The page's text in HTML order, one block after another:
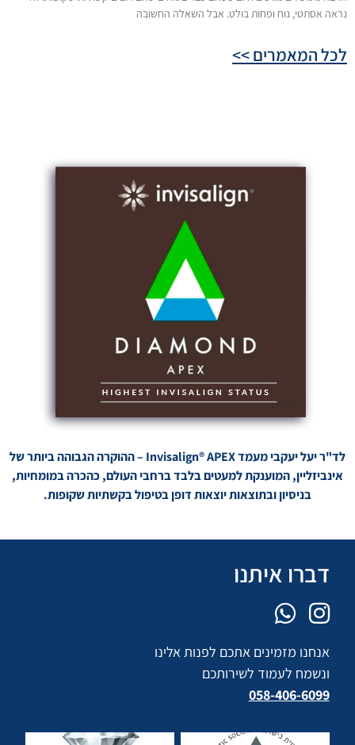
נראה אסתטי, נוח ופחות בולט. אבל השאלה החשובה
לכל המאמרים >>
לד"ר יעל יעקבי מעמד Invisalign® APEX – ההוקרה הגבוהה ביותר של
אינביזליין, המוענקת למעטים בלבד ברחבי העולם, כהכרה במומחיות,
בניסיון ובתוצאות יוצאות דופן בטיפול בקשתיות שקופות.
דברו איתנו
אנחנו מזמינים אתכם לפנות אלינו
ונשמח לעמוד לשירותכם
058-406-6099